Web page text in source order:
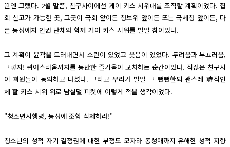
딴엔 그랬다. 2월 말쯤, 친구사이에선 게이 키스 시위대를 조직할 계획이었다. 집
회 신고가 가능한 곳, 그곳이 국회 앞이든 청보위 앞이든 또는 국세청 앞이든, 다
른 동성애자 인권 단체와 함께 게이 키스 시위를 벌일 참이었다.
그 계획이 윤곽을 드러내면서 소란이 있었고 웃음이 있었다. 두려움과 부끄러움,
그렇지! 퀴어스러움까지를 동반한 즐거움이 교차하는 순간이었다. 적잖은 친구사
이 회원들이 동의하고 나섰다. 그리고 우리가 벌일 그 뻔뻔한되 괜스레 詩적인
체 할 키스 시위 위로 남실댈 피켓에 이렇게 적을 생각이었다.
"청소년시행령, 동성애 조항 삭제하라!"
청소년의 성적 자기 결정권에 대한 부정도 모자라 동성애까지 유해한 성적 지향